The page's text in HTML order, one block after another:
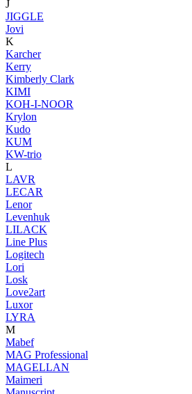
J
JIGGLE
Jovi
K
Karcher
Kerry
Kimberly Clark
KIMI
KOH-I-NOOR
Krylon
Kudo
KUM
KW-trio
L
LAVR
LECAR
Lenor
Levenhuk
LILACK
Line Plus
Logitech
Lori
Losk
Love2art
Luxor
LYRA
M
Mabef
MAG Professional
MAGELLAN
Maimeri